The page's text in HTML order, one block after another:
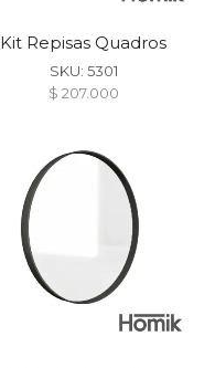
Kit Repisas Quadros
SKU: 5301
$ 207.000